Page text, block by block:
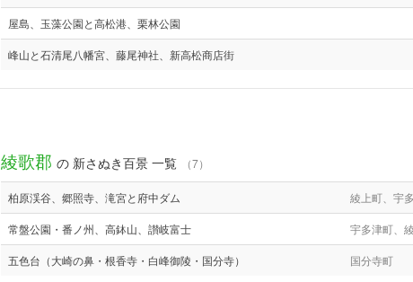
屋島、玉藻公園と高松港、栗林公園
峰山と石清尾八幡宮、藤尾神社、新高松商店街
綾歌郡 の 新さぬき百景 一覧 （7）
柏原渓谷、郷照寺、滝宮と府中ダム 綾上町、宇
常盤公園・番ノ州、高鉢山、讃岐富士 宇多津町、
五色台（大崎の鼻・根香寺・白峰御陵・国分寺） 国分寺町